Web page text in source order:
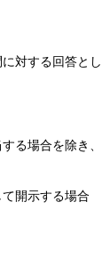
対する回答とし
る場合を除き、
開示する場合